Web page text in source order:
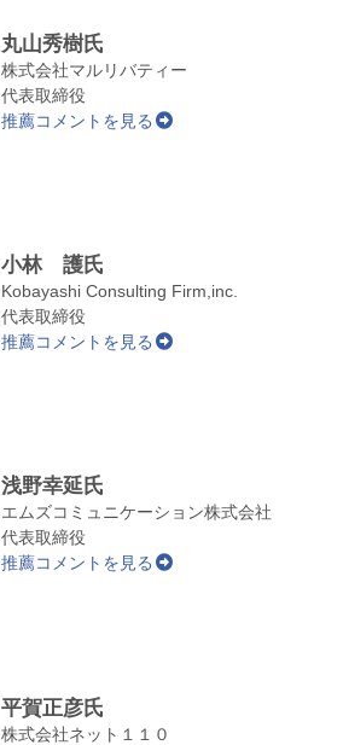
丸山秀樹氏
株式会社マルリバティー
代表取締役
推薦コメントを見る
小林 護氏
Kobayashi Consulting Firm,inc.
代表取締役
推薦コメントを見る
浅野幸延氏
エムズコミュニケーション株式会社
代表取締役
推薦コメントを見る
平賀正彦氏
株式会社ネット１１０